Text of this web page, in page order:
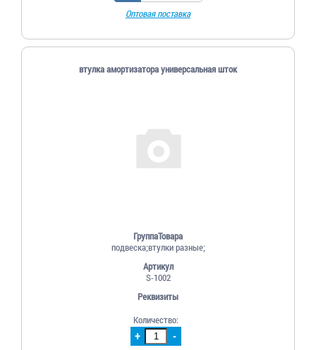
Оптовая поставка
втулка амортизатора универсальная шток
ГруппаТовара
подвеска;втулки разные;
Артикул
S-1002
Реквизиты
+ -
Количество: